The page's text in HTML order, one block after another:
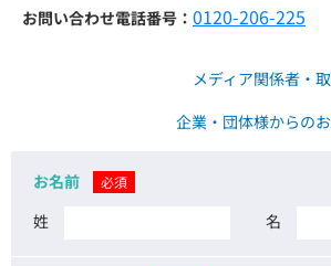
お知らせ 活動
お問い合わせ電話番号： 0120-206-225
メディア関係者・
企業・団体様からの
お名前 必須
姓 名